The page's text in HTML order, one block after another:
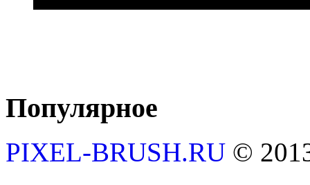
Популярное
PIXEL-BRUSH.RU ©